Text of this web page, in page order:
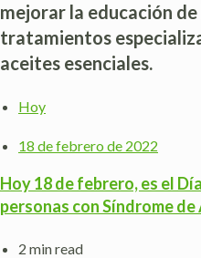
mejorar la educación
tratamientos
aceites esenciales.
Hoy
18 de febrero de 2022
Hoy 18 de febrero, es el
personas con Síndrome
2 min read